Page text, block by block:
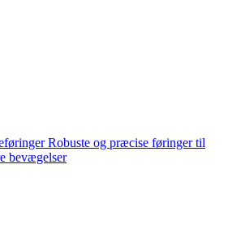
Robuste og præcise føringer til
bevægelser